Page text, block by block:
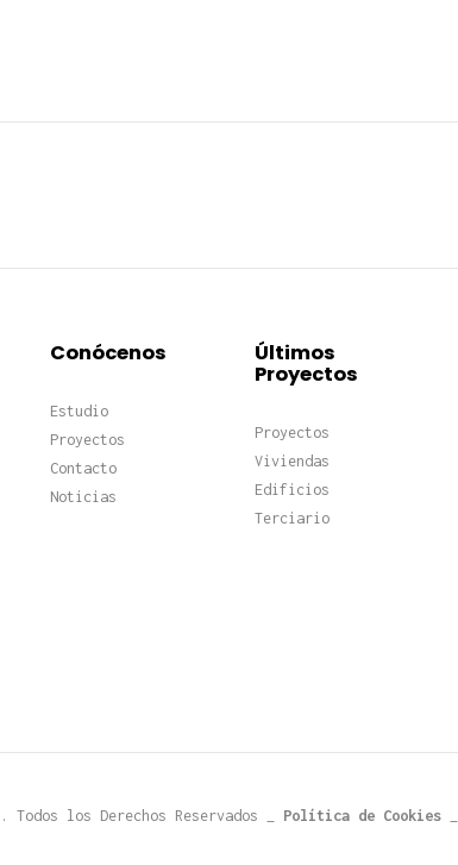
Conócenos
Estudio
Proyectos
Contacto
Noticias
Últimos
Proyectos
Proyectos
Viviendas
Edificios
Terciario
Todos los Derechos Reservados _ Política de Cookies_